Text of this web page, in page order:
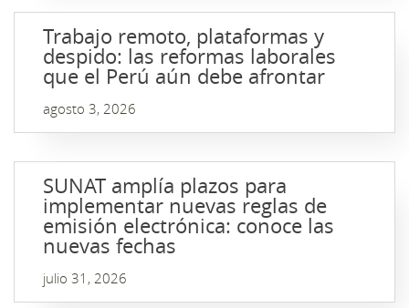
Trabajo remoto, plataformas y
despido: las reformas laborales
que el Perú aún debe afrontar
agosto 3, 2026
SUNAT amplía plazos para
implementar nuevas reglas de
emisión electrónica: conoce las
nuevas fechas
julio 31, 2026